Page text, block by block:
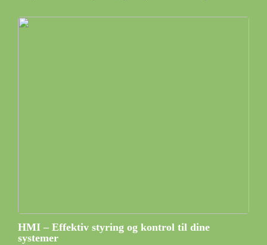
HMI – Effektiv styring og kontrol til dine
systemer